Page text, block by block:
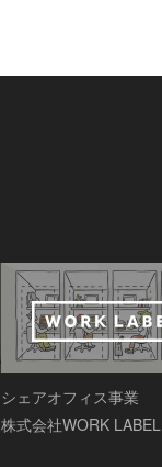
シェアオフィス事業
株式会社WORK LABEL